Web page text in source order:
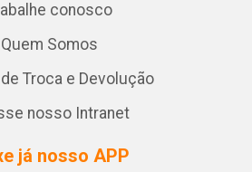
conosco
Quem Somos
Troca e Devolução
nosso Intranet
já nosso APP